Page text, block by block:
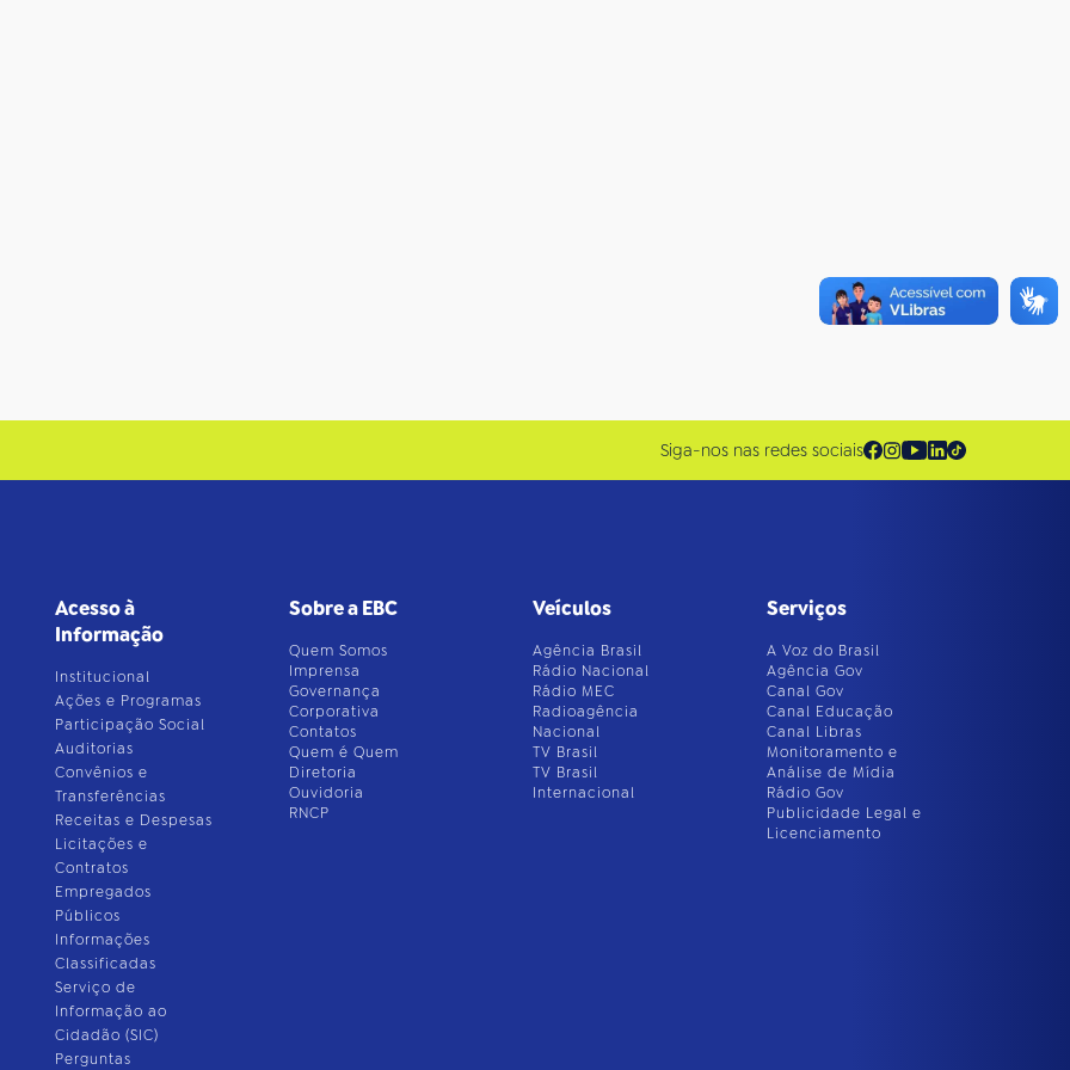
Siga-nos nas redes sociais
Acesso à
Informação
Institucional
Ações e Programas
Participação Social
Auditorias
Convênios e
Transferências
Receitas e Despesas
Licitações e
Contratos
Empregados
Públicos
Informações
Classificadas
Serviço de
Informação ao
Cidadão (SIC)
Perguntas
Sobre a EBC
Quem Somos
Imprensa
Governança
Corporativa
Contatos
Quem é Quem
Diretoria
Ouvidoria
RNCP
Veículos
Agência Brasil
Rádio Nacional
Rádio MEC
Radioagência
Nacional
TV Brasil
TV Brasil
Internacional
Serviços
A Voz do Brasil
Agência Gov
Canal Gov
Canal Educação
Canal Libras
Monitoramento e
Análise de Mídia
Rádio Gov
Publicidade Legal e
Licenciamento